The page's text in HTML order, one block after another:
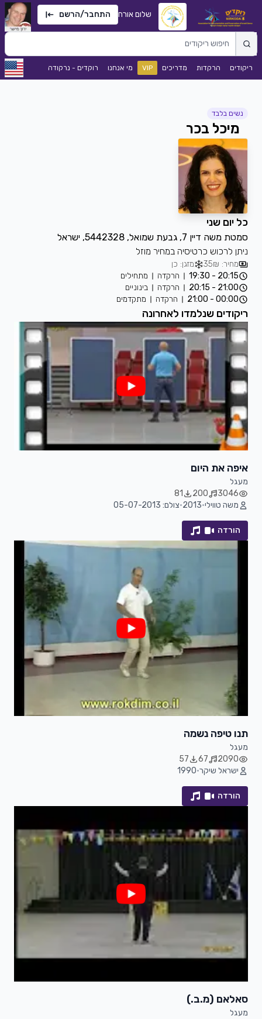
שלום אורח התחבר/הרשם
ריקודים הרקדות מדריכים VIP מי אנחנו רוקדים - נרקודה
נשים בלבד
מיכל בכר
כל יום שני
סמטת משה דיין 7, גבעת שמואל, 5442328, ישראל
ניתן לרכוש כרטיסיה במחיר מוזל
מחיר: 35₪
מזגן: כן
20:15 - 19:30
הרקדה
מתחילים
21:00 - 20:15
הרקדה
בינוניים
00:00 - 21:00
הרקדה מתקדמים
ריקודים שנלמדו לאחרונה
איפה את היום
מעגל
3046
200
81
משה טווילי•
2013
•צולם: 05-07-2013
הורדה
תנו טיפה נשמה
מעגל
2090
67
57
ישראל שיקר•
1990
הורדה
סאלאם (מ.ב.)
מעגל